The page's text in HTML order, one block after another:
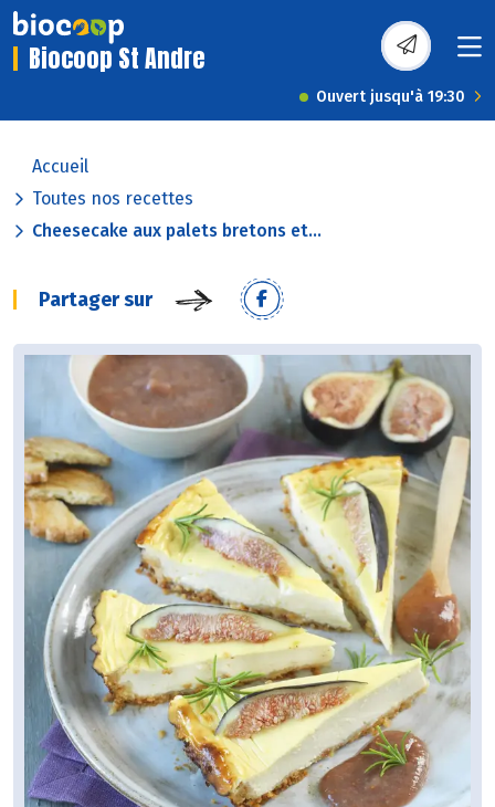
Biocoop St Andre
Ouvert jusqu'à 19:30
Accueil
Toutes nos recettes
Cheesecake aux palets bretons et...
Partager sur